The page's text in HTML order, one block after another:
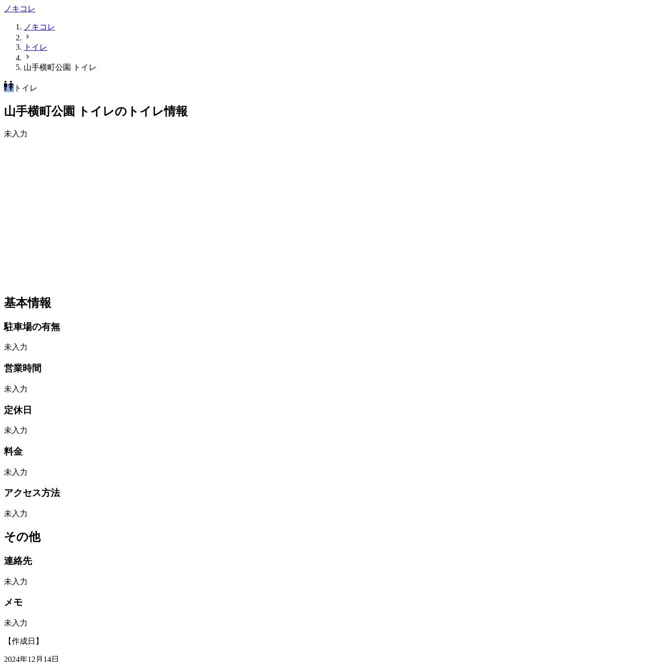
ノキコレ
ノキコレ
トイレ
山手横町公園 トイレ
トイレ
山手横町公園 トイレのトイレ情報
未入力
基本情報
駐車場の有無
未入力
営業時間
未入力
定休日
未入力
料金
未入力
アクセス方法
未入力
その他
連絡先
未入力
メモ
未入力
【作成日】
2024年12月14日